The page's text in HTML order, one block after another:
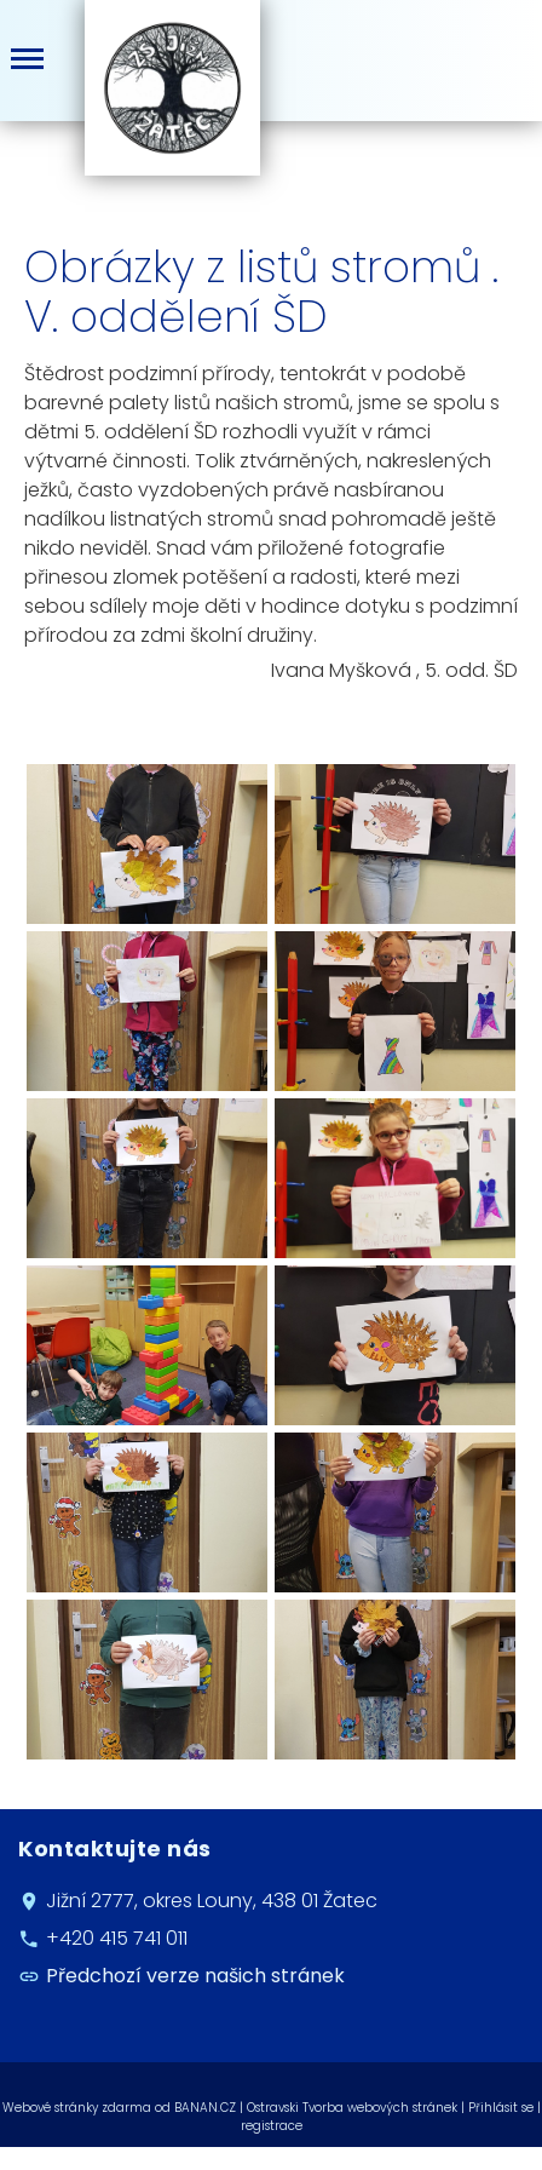
Obrázky z listů stromů .
V. oddělení ŠD
Štědrost podzimní přírody, tentokrát v podobě
barevné palety listů našich stromů, jsme se spolu s
dětmi 5. oddělení ŠD rozhodli využít v rámci
výtvarné činnosti. Tolik ztvárněných, nakreslených
ježků, často vyzdobených právě nasbíranou
nadílkou listnatých stromů snad pohromadě ještě
nikdo neviděl. Snad vám přiložené fotografie
přinesou zlomek potěšení a radosti, které mezi
sebou sdílely moje děti v hodince dotyku s podzimní
přírodou za zdmi školní družiny.
Ivana Myšková , 5. odd. ŠD
Kontaktujte nás
Jižní 2777, okres Louny, 438 01 Žatec
+420 415 741 011
Předchozí verze našich stránek
Webové stránky zdarma od BANAN.CZ| Ostravski Tvorba webových stránek | Přihlásit se |
registrace